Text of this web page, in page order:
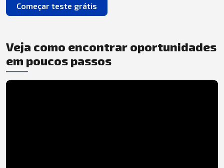
Começar teste grátis
Veja como encontrar oportunidades
em poucos passos